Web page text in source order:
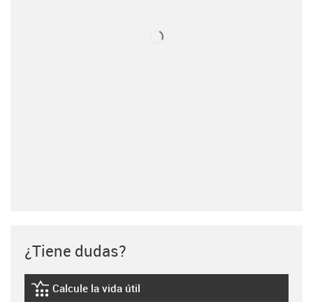
¿Tiene dudas?
igus-icon-lebensdauerrechner
Calcule la vida útil